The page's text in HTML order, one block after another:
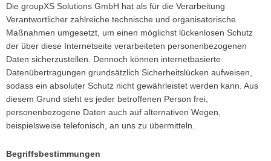
Die groupXS Solutions GmbH hat als für die Verarbeitung
Verantwortlicher zahlreiche technische und organisatorische
Maßnahmen umgesetzt, um einen möglichst lückenlosen Schutz
der über diese Internetseite verarbeiteten personenbezogenen
Daten sicherzustellen. Dennoch können internetbasierte
Datenübertragungen grundsätzlich Sicherheitslücken aufweisen,
sodass ein absoluter Schutz nicht gewährleistet werden kann. Aus
diesem Grund steht es jeder betroffenen Person frei,
personenbezogene Daten auch auf alternativen Wegen,
beispielsweise telefonisch, an uns zu übermitteln.
Begriffsbestimmungen